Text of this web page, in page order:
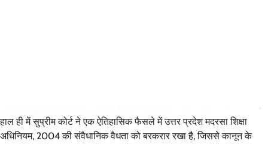
हाल ही में सुप्रीम कोर्ट ने एक ऐतिहासिक फैसले में उत्तर प्रदेश मदरसा शिक्षा
अधिनियम, 2004 की संवैधानिक वैधता को बरकरार रखा है, जिससे कानून के